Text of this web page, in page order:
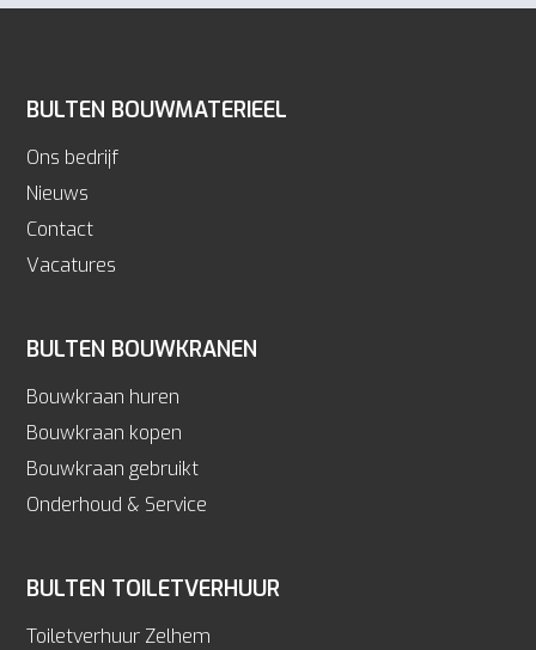
BULTEN BOUWMATERIEEL
Ons bedrijf
Nieuws
Contact
Vacatures
BULTEN BOUWKRANEN
Bouwkraan huren
Bouwkraan kopen
Bouwkraan gebruikt
Onderhoud & Service
BULTEN TOILETVERHUUR
Toiletverhuur Zelhem